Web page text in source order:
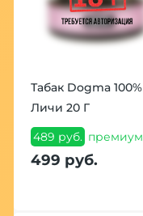
Табак Dogma 100%
Личи 20 Г
489 руб. премиум
499 руб.